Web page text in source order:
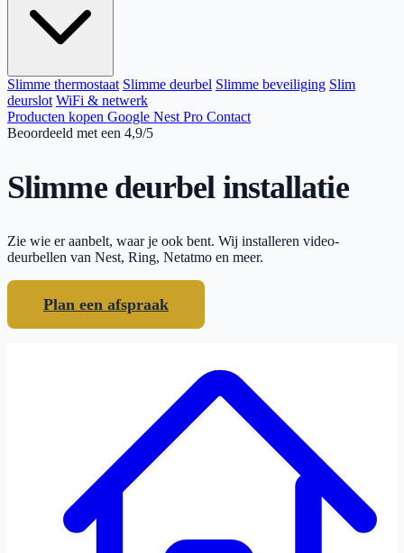
Slimme thermostaat Slimme deurbel Slimme beveiliging Slim
deurslot WiFi & netwerk
Producten kopen Google Nest Pro Contact
Beoordeeld met een 4,9/5
Slimme deurbel installatie
Zie wie er aanbelt, waar je ook bent. Wij installeren video-
deurbellen van Nest, Ring, Netatmo en meer.
Plan een afspraak